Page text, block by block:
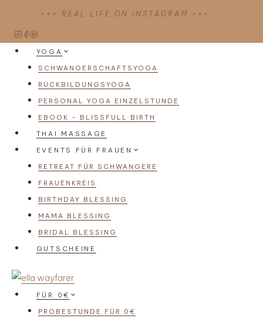
springen
+++ REAL LIFE ON INSTAGRAM +++
YOGA
SCHWANGERSCHAFTSYOGA
RÜCKBILDUNGSYOGA
PERSONAL YOGA EINZELSTUNDE
EBOOK – BLISSFULL BIRTH
THAI MASSAGE
EVENTS FÜR FRAUEN
RETREAT FÜR SCHWANGERE
FRAUENKREIS
BIRTHDAY BLESSING
MAMA BLESSING
BRIDAL BLESSING
GUTSCHEINE
FÜR 0€
PROBESTUNDE FÜR 0€